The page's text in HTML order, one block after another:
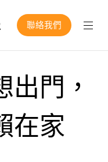
聯絡我們
門，
在家